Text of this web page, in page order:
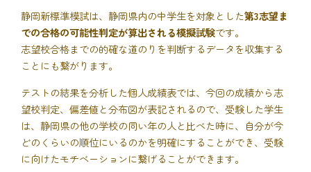
静岡新標準模試は、静岡県内の中学生を対象とした第3志望ま
での合格の可能性判定が算出される模擬試験です。
志望校合格までの的確な道のりを判断するデータを収集する
ことにも繋がります。
テストの結果を分析した個人成績表では、今回の成績から志
望校判定、偏差値と分布図が表記されるので、受験した学生
は、静岡県の他の学校の同い年の人と比べた時に、自分が今
どのくらいの順位にいるのかを明確にすることができ、受験
に向けたモチベーションに繋げることができます。